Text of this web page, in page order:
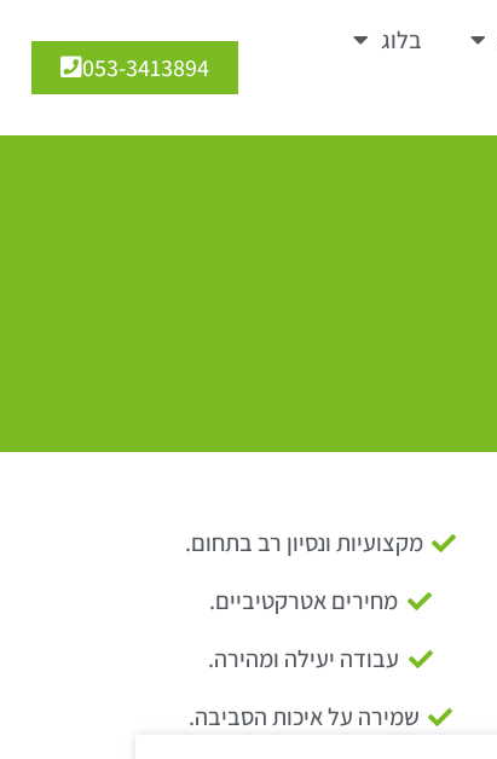
בלוג
053-3413894
מקצועיות ונסיון רב בתחום.
מחירים אטרקטיביים.
עבודה יעילה ומהירה.
שמירה על איכות הסביבה.